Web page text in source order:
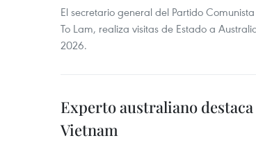
El secretario general del Partido
To Lam, realiza visitas de Estado a
2026.
Experto australiano
Vietnam